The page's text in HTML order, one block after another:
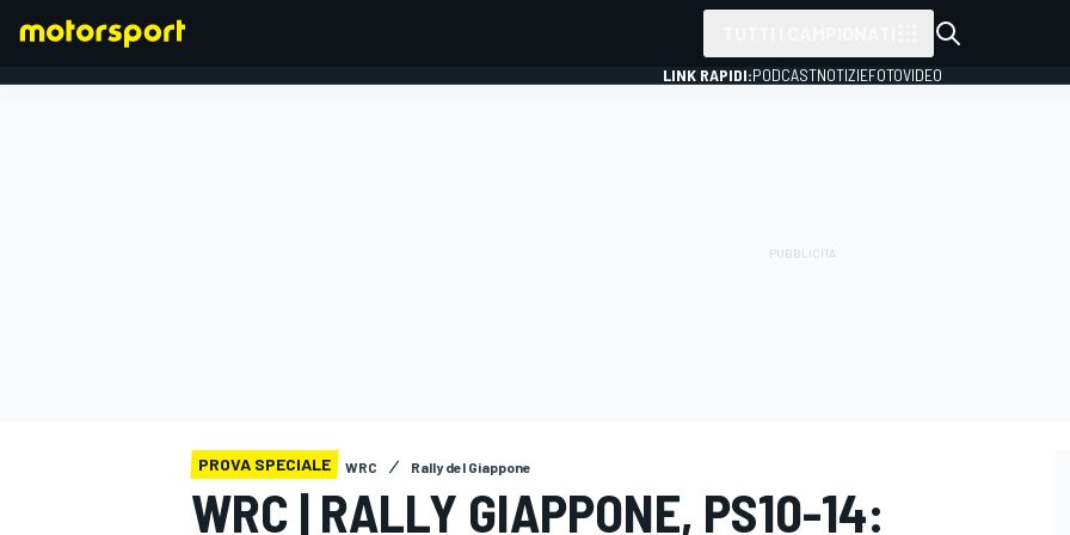
LINK RAPIDI:PODCASTNOTIZIEFOTOVIDEO
PROVA SPECIALE WRC Rally del Giappone
WRC | RALLY GIAPPONE, PS10-14: